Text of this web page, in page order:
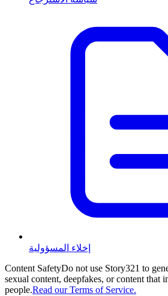
إخلاء المسؤولية
Content SafetyDo not use Story321 to
sexual content, deepfakes, or content that
people.Read our Terms of Service.